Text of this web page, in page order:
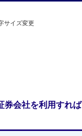
サイズ変更
券会社を利用すれば